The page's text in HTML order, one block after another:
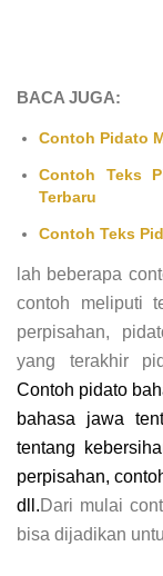
BACA JUGA:
Contoh Pidato
Contoh Teks
Terbaru
Contoh Teks
lah beberapa
contoh meliputi
perpisahan,
yang terakhir
Contoh pidato
bahasa jawa
tentang
perpisahan,
dll.Dari mulai
bisa dijadikan